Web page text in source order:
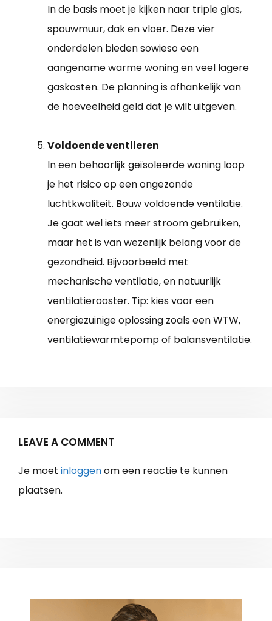
In de basis moet je kijken naar triple glas,
spouwmuur, dak en vloer. Deze vier
onderdelen bieden sowieso een
aangename warme woning en veel lagere
gaskosten. De planning is afhankelijk van
de hoeveelheid geld dat je wilt uitgeven.
Voldoende ventileren
In een behoorlijk geïsoleerde woning loop
je het risico op een ongezonde
luchtkwaliteit. Bouw voldoende ventilatie.
Je gaat wel iets meer stroom gebruiken,
maar het is van wezenlijk belang voor de
gezondheid. Bijvoorbeeld met
mechanische ventilatie, en natuurlijk
ventilatierooster. Tip: kies voor een
energiezuinige oplossing zoals een WTW,
ventilatiewarmtepomp of balansventilatie.
LEAVE A COMMENT
Je moet inloggenom een reactie te kunnen
plaatsen.